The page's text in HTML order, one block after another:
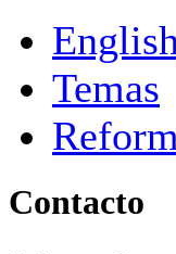
English
Temas
Contacto